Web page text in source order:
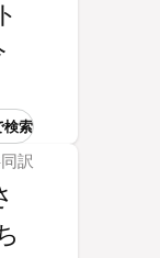
検索
訳